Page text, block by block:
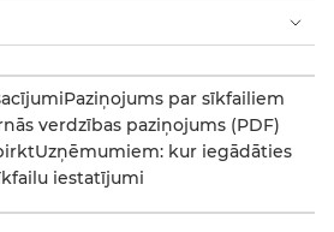
Paziņojums par sīkfailiem
verdzības paziņojums (PDF)
Uzņēmumiem: kur iegādāties
iestatījumi